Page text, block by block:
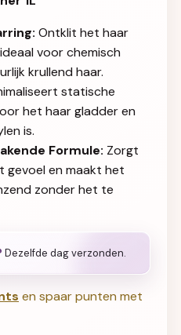
Ontklit het haar
voor chemisch
krullend haar.
statische
het haar gladder en
is.
Formule: Zorgt
gevoel en maakt het
zonder het te
Dezelfde dag verzonden.
en spaar punten met